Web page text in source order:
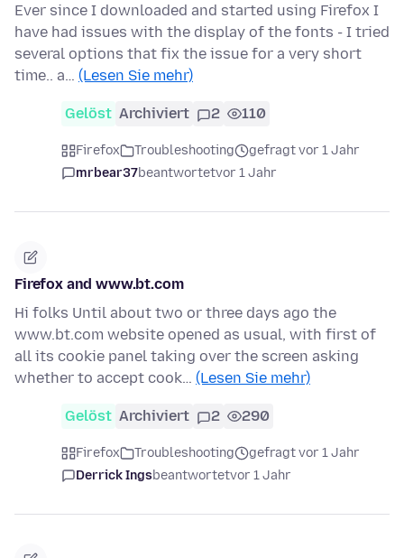
Ever since I downloaded and started using Firefox I
have had issues with the display of the fonts - I tried
several options that fix the issue for a very short
time.. a… (Lesen Sie mehr)
Gelöst Archiviert 2 110
Firefox Troubleshooting
gefragt vor 1 Jahr
mrbear37beantwortetvor 1 Jahr
Firefox and www.bt.com
Hi folks Until about two or three days ago the
www.bt.com website opened as usual, with first of
all its cookie panel taking over the screen asking
whether to accept cook… (Lesen Sie mehr)
Gelöst Archiviert 2 290
Firefox Troubleshooting
gefragt vor 1 Jahr
Derrick Ingsbeantwortetvor 1 Jahr